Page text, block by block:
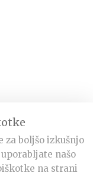
boljšo izkušnjo
našo
na strani